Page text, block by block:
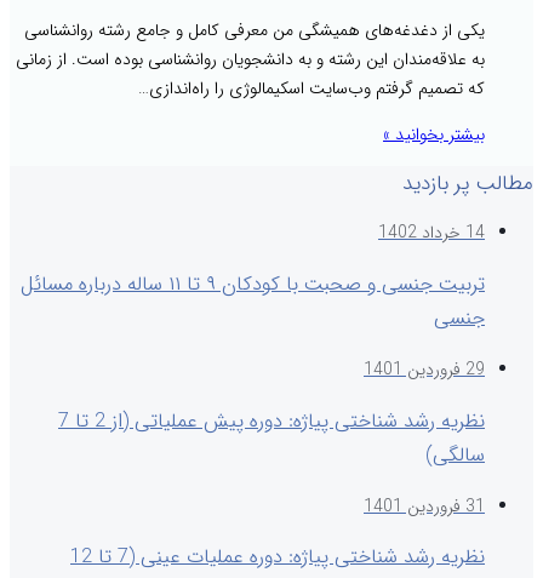
یکی از دغدغه‌های همیشگی من معرفی کامل و جامع رشته روانشناسی
به علاقه‌مندان این رشته و به دانشجویان روانشناسی بوده است. از زمانی
که تصمیم گرفتم وب‌سایت اسکیمالوژی را راه‌اندازی…
بیشتر بخوانید »
مطالب پر بازدید
14 خرداد 1402
تربیت جنسی و صحبت با کودکان ۹ تا ۱۱ ساله درباره مسائل
جنسی
29 فروردین 1401
نظریه رشد شناختی پیاژه: دوره پیش عملیاتی (از 2 تا 7
سالگی)
31 فروردین 1401
نظریه رشد شناختی پیاژه: دوره عملیات عینی (7 تا 12